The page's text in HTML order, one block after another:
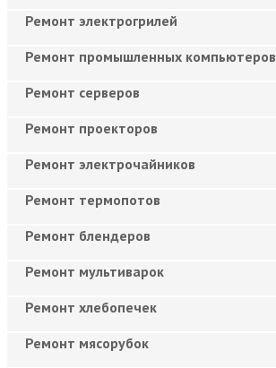
Ремонт электрогрилей
Ремонт промышленных компьютеров
Ремонт серверов
Ремонт проекторов
Ремонт электрочайников
Ремонт термопотов
Ремонт блендеров
Ремонт мультиварок
Ремонт хлебопечек
Ремонт мясорубок